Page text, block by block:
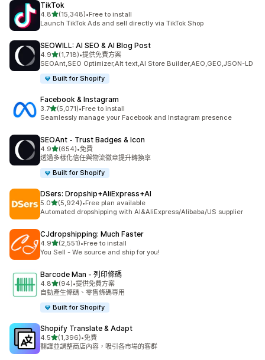
TikTok
4.8滿分 5 顆星
(15,348)
共有 15348 則評價
•Free to install
Launch TikTok Ads and sell directly via TikTok Shop
SEOWILL: AI SEO & AI Blog Post
4.9滿分 5 顆星
(1,718)
共有 1718 則評價
•提供免費方案
SEOAnt,SEO Optimizer,Alt text,AI Store Builder,AEO,GEO,JSON-LD
Built for Shopify
Facebook & Instagram
3.7滿分 5 顆星
(5,071)
共有 5071 則評價
•Free to install
Seamlessly manage your Facebook and Instagram presence
SEOAnt ‑ Trust Badges & Icon
4.9滿分 5 顆星
(654)
共有 654 則評價
•免費
透過多樣化信任與物流徽章提升轉換率
Built for Shopify
DSers: Dropship+AliExpress+AI
5.0滿分 5 顆星
(5,924)
共有 5924 則評價
•Free plan available
Automated dropshipping with AI&AliExpress/Alibaba/US supplier
CJdropshipping: Much Faster
4.9滿分 5 顆星
(2,551)
共有 2551 則評價
•Free to install
You Sell - We source and ship for you!
Barcode Man ‑ 列印條碼
4.8滿分 5 顆星
(94)
共有 94 則評價
•提供免費方案
自動產生條碼、零售條碼專用
Built for Shopify
Shopify Translate & Adapt
4.5滿分 5 顆星
(1,396)
共有 1396 則評價
•免費
翻譯並調整商店內容，吸引各市場的客群